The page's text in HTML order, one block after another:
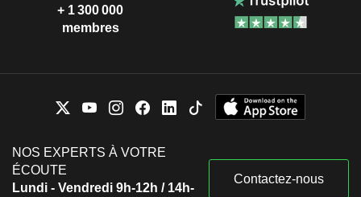
+ 1 300 000
membres
NOS EXPERTS À VOTRE
ÉCOUTE
Lundi - Vendredi 9h-12h / 14h-
Contactez-nous